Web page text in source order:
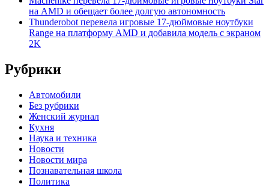
на AMD и обещает более долгую автономность
Thunderobot перевела игровые 17-дюймовые ноутбуки
Range на платформу AMD и добавила модель с экраном
2K
Рубрики
Автомобили
Без рубрики
Женский журнал
Кухня
Наука и техника
Новости
Новости мира
Познавательная школа
Политика